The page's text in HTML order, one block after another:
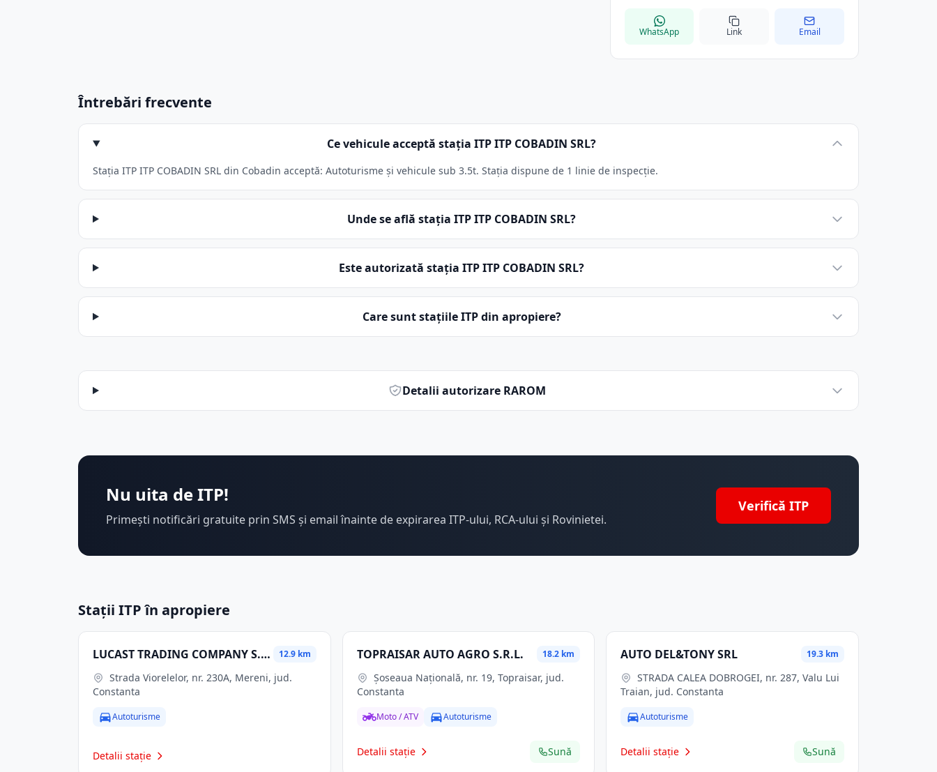
WhatsApp Link Email
Întrebări frecvente
Ce vehicule acceptă stația ITP ITP COBADIN SRL?
Stația ITP ITP COBADIN SRL din Cobadin acceptă: Autoturisme și vehicule sub 3.5t. Stația dispune de 1 linie de inspecție.
Unde se află stația ITP ITP COBADIN SRL?
Este autorizată stația ITP ITP COBADIN SRL?
Care sunt stațiile ITP din apropiere?
Detalii autorizare RAROM
Nu uita de ITP!
Primești notificări gratuite prin SMS și email înainte de expirarea ITP-ului, RCA-ului și Rovinietei.
Verifică ITP
Stații ITP în apropiere
LUCAST TRADING COMPANY S.R.L. 12.9 km
Constanta
Autoturisme
Detalii stație
TOPRAISAR AUTO AGRO S.R.L. 18.2 km
Constanta
Moto / ATV Autoturisme
Detalii stație Sună
AUTO DEL&TONY SRL 19.3 km
STRADA CALEA DOBROGEI, nr. 287, Valu Lui
Traian, jud. Constanta
Autoturisme
Detalii stație Sună